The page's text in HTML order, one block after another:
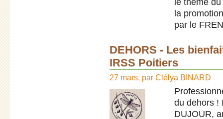
la
par le
DEHORS - Les
IRSS Poitiers
27 mars, par Clélya BINARD
du dehors !
DUJOUR,